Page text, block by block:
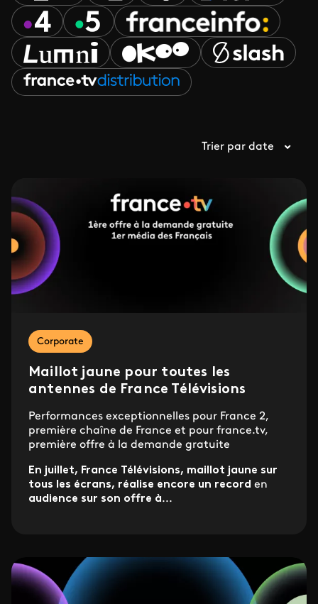
Trier par date
Corporate
Maillot jaune pour toutes les
antennes de France Télévisions
Performances exceptionnelles pour France 2,
première chaîne de France et pour france.tv,
première offre à la demande gratuite
En juillet, France Télévisions, maillot jaune sur
tous les écrans, réalise encore un record en
audience sur son offre à...